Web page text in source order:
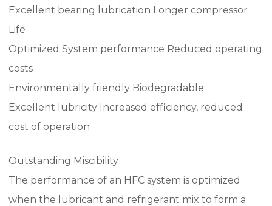
Excellent bearing lubrication Longer compressor
Life
Optimized System performance Reduced operating
costs
Environmentally friendly Biodegradable
Excellent lubricity Increased efficiency, reduced
cost of operation
Outstanding Miscibility
The performance of an HFC system is optimized
when the lubricant and refrigerant mix to form a